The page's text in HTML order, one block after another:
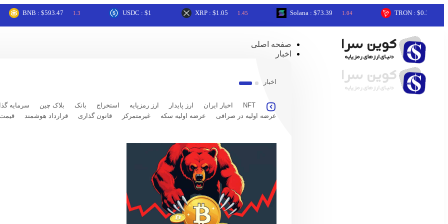
BNB : $593.47 1.3 USDC : $1 XRP : $1.05 1.45 Solana : $73.39 1.04 TRON : $0.33 0.08
صفحه اصلی
اخبار
اخبار
NFT اخبار ایران ارز پایدار ارز رمزپایه استخراج بانک بلاک چین سرمایه
عرضه اولیه در صرافی
عرضه اولیه سکه غیرمتمرکز قانون گذاری قرارداد هوشمند